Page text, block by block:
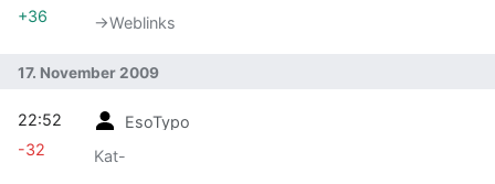
→‎Weblinks
+36
17. November 2009
EsoTypo
Kat-
22:52
-32